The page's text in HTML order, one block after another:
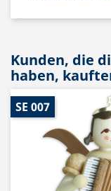
Kunden, die
haben,
SE 007